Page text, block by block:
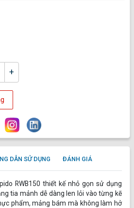
+
DẪN SỬ DỤNG ĐÁNH GIÁ
RWB150 thiết kế nhỏ gọn sử dụng
tia mảnh dễ dàng len lỏi vào từng kẽ
phẩm, mảng bám mà không làm hở